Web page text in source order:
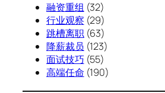
融资重组 (32)
行业观察 (29)
跳槽离职(63)
降薪裁员 (123)
面试技巧 (55)
高端任命 (190)